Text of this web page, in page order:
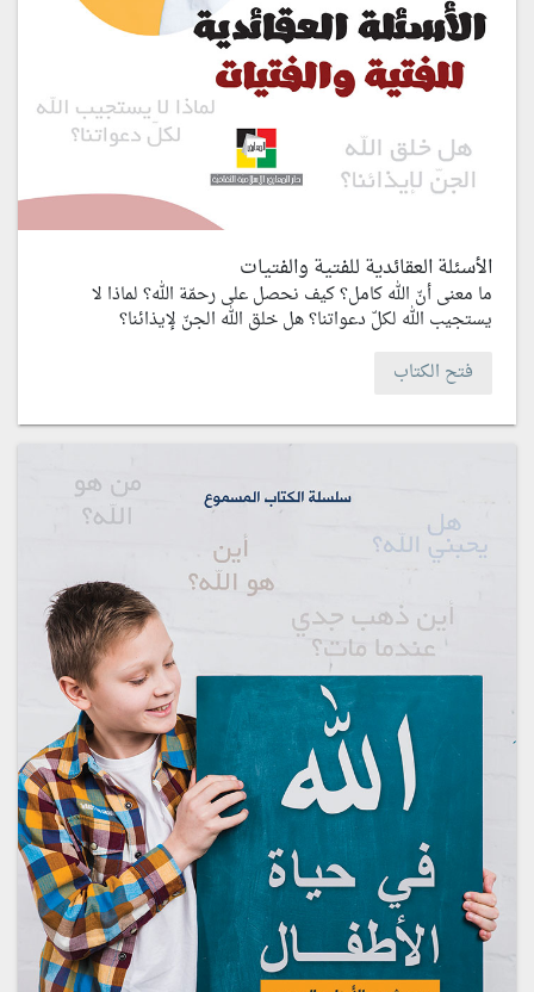
الأسئلة العقائدية للفتية والفتيات
ما معنى أنّ الله كامل؟ كيف نحصل على رحمّة الله؟ لماذا لا
يستجيب الله لكلّ دعواتنا؟ هل خلق الله الجنّ لإيذائنا؟
فتح الكتاب